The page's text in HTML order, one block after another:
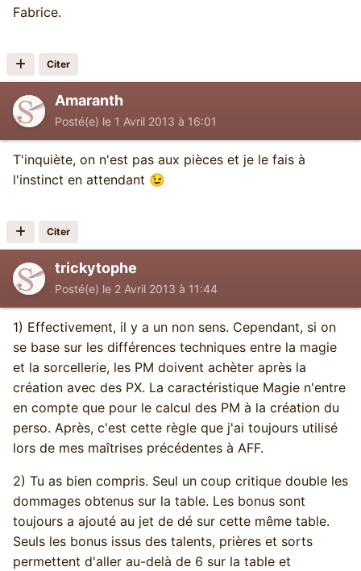
Fabrice.
Citer
Amaranth
Posté(e) le 1 Avril 2013 à 16:01
T'inquiète, on n'est pas aux pièces et je le fais à
l'instinct en attendant 😉
Citer
trickytophe
Posté(e) le 2 Avril 2013 à 11:44
1) Effectivement, il y a un non sens. Cependant, si on
se base sur les différences techniques entre la magie
et la sorcellerie, les PM doivent achèter après la
création avec des PX. La caractéristique Magie n'entre
en compte que pour le calcul des PM à la création du
perso. Après, c'est cette règle que j'ai toujours utilisé
lors de mes maîtrises précédentes à AFF.
2) Tu as bien compris. Seul un coup critique double les
dommages obtenus sur la table. Les bonus sont
toujours a ajouté au jet de dé sur cette même table.
Seuls les bonus issus des talents, prières et sorts
permettent d'aller au-delà de 6 sur la table et